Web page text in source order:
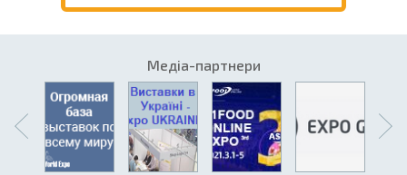
Медіа-партнери